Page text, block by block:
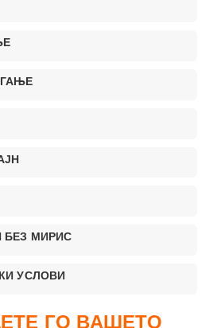
БЕЗ МИРИС
УСЛОВИ
ГО ВАШЕТО